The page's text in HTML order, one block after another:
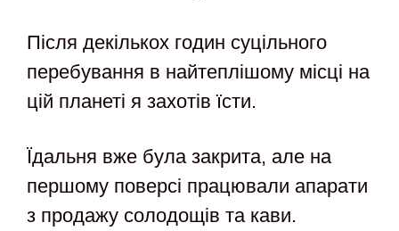
Після декількох годин суцільного
перебування в найтеплішому місці на
цій планеті я захотів їсти.
Їдальня вже була закрита, але на
першому поверсі працювали апарати
з продажу солодощів та кави.